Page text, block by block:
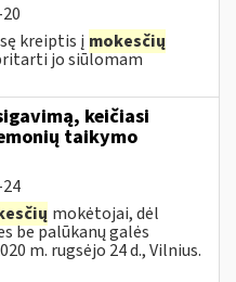
kreiptis į mokesčių
jo siūlomam
keičiasi
taikymo
mokėtojai, dėl
be palūkanų galės
m. rugsėjo 24 d., Vilnius.